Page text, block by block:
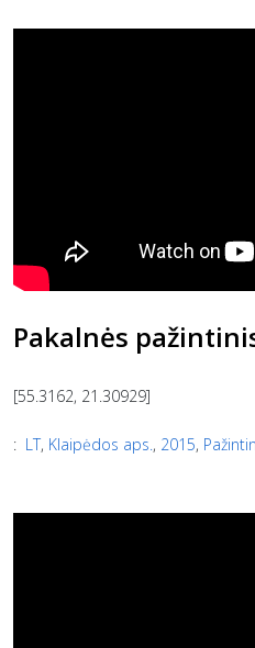
Pakalnės
[55.3162, 21.30929]
: LT, Klaipėdos aps. , 2015,